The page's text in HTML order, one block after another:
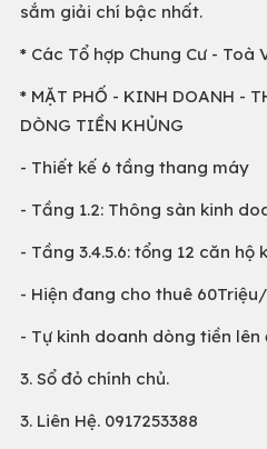
sắm giải chí bậc nhất.
* Các Tổ hợp Chung Cư - Toà
* MẶT PHỐ - KINH DOANH -
DÒNG TIỀN KHỦNG
- Thiết kế 6 tầng thang máy
- Tầng 1.2: Thông sàn kinh
- Tầng 3.4.5.6: tổng 12 căn
- Hiện đang cho thuê
- Tự kinh doanh dòng tiền
3. Sổ đỏ chính chủ.
3. Liên Hệ. 0917253388